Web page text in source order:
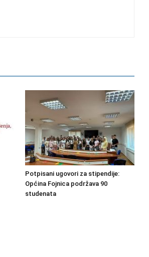
Potpisani ugovori za stipendije:
Općina Fojnica podržava 90
studenata